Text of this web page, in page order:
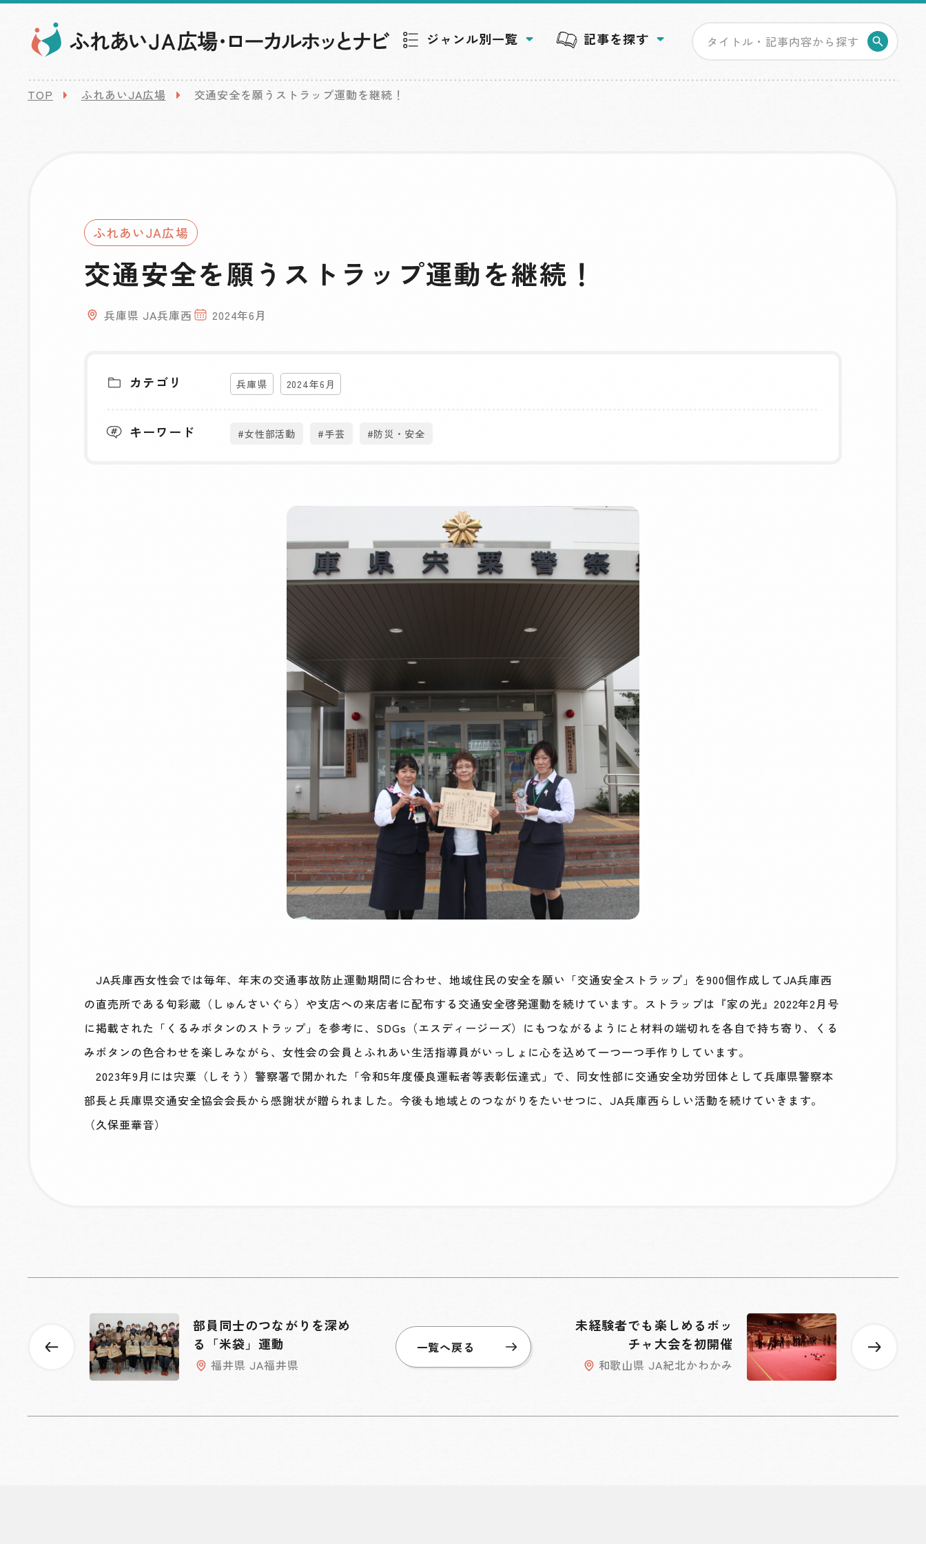
ジャンル別一覧 記事を探す
TOP ふれあいJA広場 交通安全を願うストラップ運動を継続！
ふれあいJA広場
交通安全を願うストラップ運動を継続！
兵庫県 JA兵庫西 2024年6月
カテゴリ 兵庫県 2024年6月
キーワード #女性部活動 #手芸 #防災・安全
JA兵庫西女性会では毎年、年末の交通事故防止運動期間に合わせ、地域住民の安全を願い「交通安全ストラップ」を900個作成してJA兵庫西
の直売所である旬彩蔵（しゅんさいぐら）や支店への来店者に配布する交通安全啓発運動を続けています。ストラップは『家の光』2022年2月号
に掲載された「くるみボタンのストラップ」を参考に、SDGs（エスディージーズ）にもつながるようにと材料の端切れを各自で持ち寄り、くる
みボタンの色合わせを楽しみながら、女性会の会員とふれあい生活指導員がいっしょに心を込めて一つ一つ手作りしています。
2023年9月には宍粟（しそう）警察署で開かれた「令和5年度優良運転者等表彰伝達式」で、同女性部に交通安全功労団体として兵庫県警察本
部長と兵庫県交通安全協会会長から感謝状が贈られました。今後も地域とのつながりをたいせつに、JA兵庫西らしい活動を続けていきます。
（久保亜華音）
部員同士のつながりを深め
る「米袋」運動
福井県 JA福井県
未経験者でも楽しめるボッ
チャ大会を初開催
和歌山県 JA紀北かわかみ
一覧へ戻る